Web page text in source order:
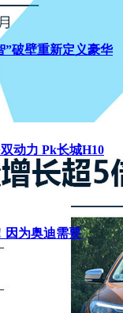
”破壁重新定义豪华
动力 Pk长城H10
因为奥迪需要